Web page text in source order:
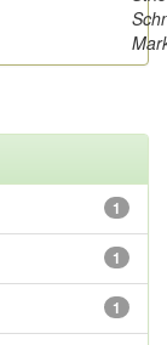
1
1
1